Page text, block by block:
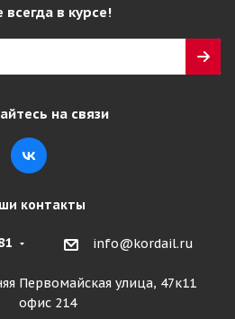
всегда в курсе!
на связи
контакты
info@kordail.ru
Первомайская улица, 47к11
офис 214